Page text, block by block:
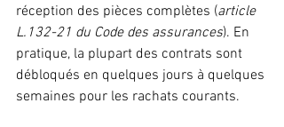
réception des pièces complètes (article
L.132-21 du Code des assurances). En
pratique, la plupart des contrats sont
débloqués en quelques jours à quelques
semaines pour les rachats courants.